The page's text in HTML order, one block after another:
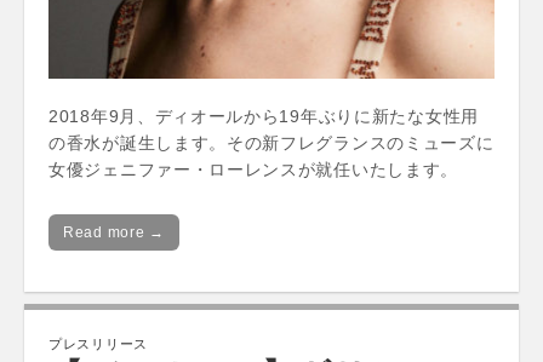
2018年9月、ディオールから19年ぶりに新たな女性用
の香水が誕生します。その新フレグランスのミューズに
女優ジェニファー・ローレンスが就任いたします。
Read more →
プレスリリース